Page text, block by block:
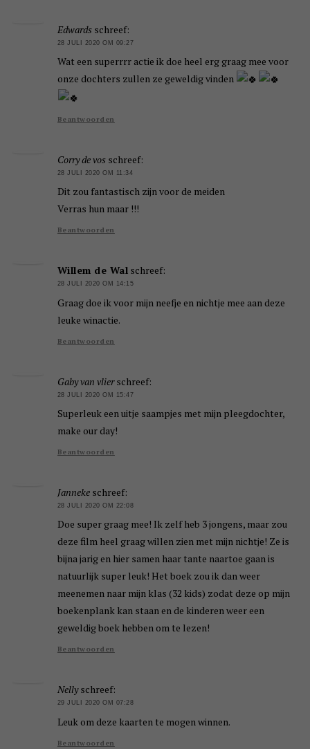
Edwards schreef:
28 JULI 2020 OM 09:27
Wat een superrrr actie ik doe heel erg graag mee voor
onze dochters zullen ze geweldig vinden
Beantwoorden
Corry de vos schreef:
28 JULI 2020 OM 11:34
Dit zou fantastisch zijn voor de meiden
Verras hun maar !!!
Beantwoorden
Willem de Wal schreef:
28 JULI 2020 OM 14:15
Graag doe ik voor mijn neefje en nichtje mee aan deze
leuke winactie.
Beantwoorden
Gaby van vlier schreef:
28 JULI 2020 OM 15:47
Superleuk een uitje saampjes met mijn pleegdochter,
make our day!
Beantwoorden
Janneke schreef:
28 JULI 2020 OM 22:08
Doe super graag mee! Ik zelf heb 3 jongens, maar zou
deze film heel graag willen zien met mijn nichtje! Ze is
bijna jarig en hier samen haar tante naartoe gaan is
natuurlijk super leuk! Het boek zou ik dan weer
meenemen naar mijn klas (32 kids) zodat deze op mijn
boekenplank kan staan en de kinderen weer een
geweldig boek hebben om te lezen!
Beantwoorden
Nelly schreef:
29 JULI 2020 OM 07:28
Leuk om deze kaarten te mogen winnen.
Beantwoorden